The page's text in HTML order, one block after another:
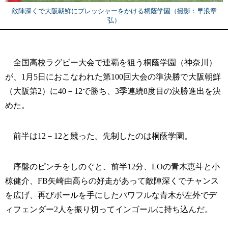
敵陣深くで大阪朝鮮にプレッシャーをかける桐蔭学園（撮影：早浪章
弘）
全国高校ラグビー大会で連覇を狙う桐蔭学園（神奈川）
が、1月5日におこなわれた第100回大会の準決勝で大阪朝鮮
（大阪第2）に40－12で勝ち、3季連続8度目の決勝進出を決
めた。
前半は12－12と競った。先制したのは桐蔭学園。
序盤のピンチをしのぐと、前半12分、LOの青木恵斗と小
椋健介、FB矢崎由高らの好走があって敵陣深くでチャンス
を広げ、再びボールを手にしたパワフルな青木が左外でデ
ィフェンダー2人を振り切ってインゴールに持ち込んだ。